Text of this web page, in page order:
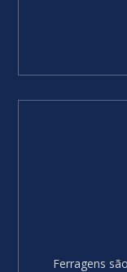
Ferragens